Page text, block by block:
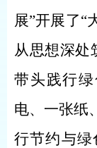
展”开展了“
从思想深处
带头践行
电、一张纸
行节约与绿